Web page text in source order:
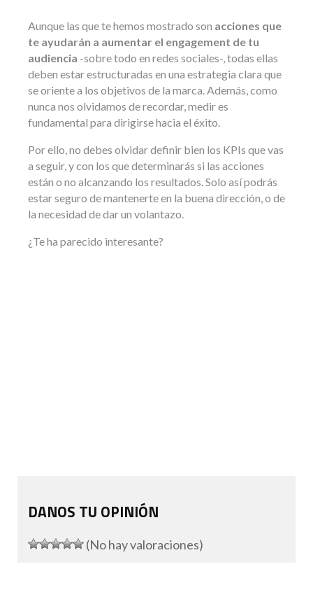
Aunque las que te hemos mostrado son acciones que
te ayudarán a aumentar el engagement de tu
audiencia -sobre todo en redes sociales-, todas ellas
deben estar estructuradas en una estrategia clara que
se oriente a los objetivos de la marca. Además, como
nunca nos olvidamos de recordar, medir es
fundamental para dirigirse hacia el éxito.
Por ello, no debes olvidar definir bien los KPIs que vas
a seguir, y con los que determinarás si las acciones
están o no alcanzando los resultados. Solo así podrás
estar seguro de mantenerte en la buena dirección, o de
la necesidad de dar un volantazo.
¿Te ha parecido interesante?
DANOS TU OPINIÓN
(No hay valoraciones)